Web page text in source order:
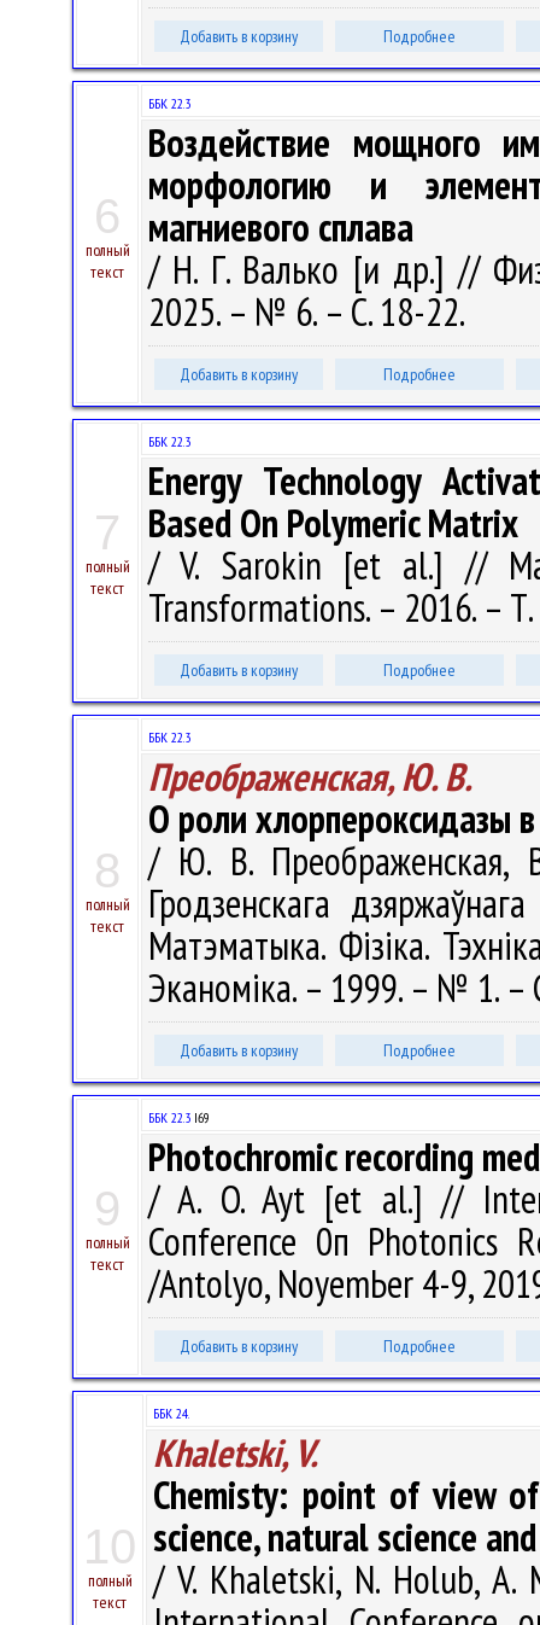
Добавить в корзину Подробнее
6
полный
текст
ББК 22.3
Воздействие мощного
морфологию и
магниевого сплава
/ Н. Г. Валько [и др.] //
2025. – № 6. – С. 18-22.
Добавить в корзину Подробнее
7
полный
текст
ББК 22.3
Energy Technology
Based On Polymeric Matrix
/ V. Sarokin [et al.] //
Transformations. – 2016. –
Добавить в корзину Подробнее
8
полный
текст
ББК 22.3
Преображенская, Ю. В.
О роли хлорпероксидазы
/ Ю. В. Преображенская,
Гродзенскага
Матэматыка. Фізіка.
Эканоміка. – 1999. – № 1. –
Добавить в корзину Подробнее
9
полный
текст
ББК 22.3 I69
Photochromic recording
/ A. O. Ayt [et al.] //
Сопfеrепсе 0п Рhоtопiсs
/Antolyo, NоуеmЬеr 4-9,
Добавить в корзину Подробнее
10
полный
текст
ББК 24.
Khaletski, V.
Chemisty: point of view
science, natural science
/ V. Khaletski, N. Holub,